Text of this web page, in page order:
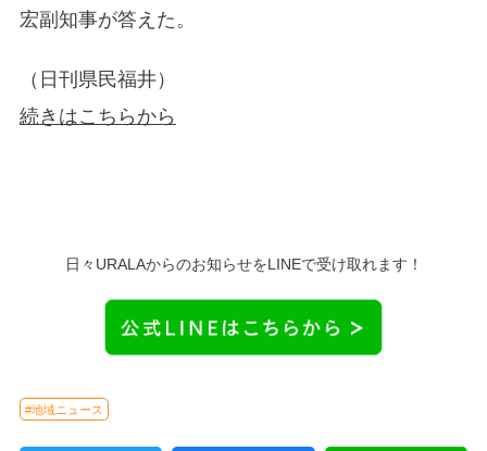
宏副知事が答えた。
（日刊県民福井）
続きはこちらから
日々URALAからのお知らせをLINEで受け取れます！
#地域ニュース